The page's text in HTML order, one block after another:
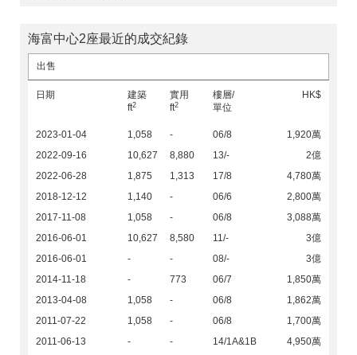
海富中心2座最近的成交紀錄
出售
日期
建築
ft2
實用
ft2
樓層/
單位
HK$
2023-01-04 1,058 - 06/8
1,920萬
2022-09-16
10,627 8,880 13/-
2億
2022-06-28
1,875 1,313 17/8
4,780萬
2018-12-12
1,140 - 06/6
2,800萬
2017-11-08
1,058 - 06/8
3,088萬
2016-06-01
10,627 8,580 11/-
3億
2016-06-01
- - 08/-
3億
2014-11-18
- 773 06/7
1,850萬
2013-04-08
1,058 - 06/8
1,862萬
2011-07-22
1,058 - 06/8
1,700萬
2011-06-13
- - 14/1A&1B
4,950萬